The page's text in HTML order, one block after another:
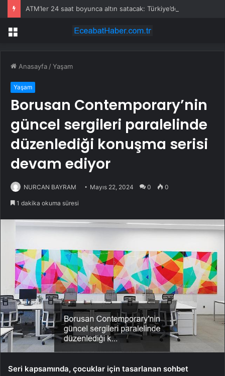
Menü
Anasayfa /Yaşam
Yaşam
Borusan Contemporary’nin
güncel sergileri paralelinde
düzenlediği konuşma serisi
devam ediyor
NURCAN BAYRAM Mayıs 22, 2024 0 0
1 dakika okuma süresi
Seri kapsamında, çocuklar için tasarlanan sohbet